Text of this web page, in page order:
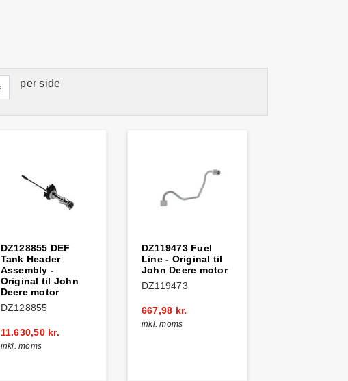
per side
DZ128855 DEF
Tank Header
Assembly -
Original til John
Deere motor
DZ128855
11.630,50 kr.
inkl. moms
DZ119473 Fuel
Line - Original til
John Deere motor
DZ119473
667,98 kr.
inkl. moms